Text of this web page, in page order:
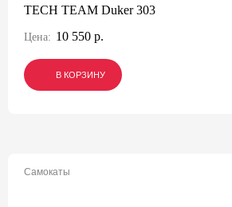
TECH TEAM Duker 303
Цена: 10 550 р.
В КОРЗИНУ
В КОРЗИНУ
В КОРЗИНУ
Самокаты